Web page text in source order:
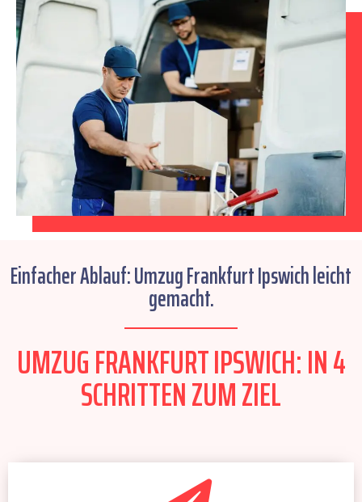
Einfacher Ablauf: Umzug Frankfurt Ipswich leicht
gemacht.
UMZUG FRANKFURT IPSWICH: IN 4
SCHRITTEN ZUM ZIEL